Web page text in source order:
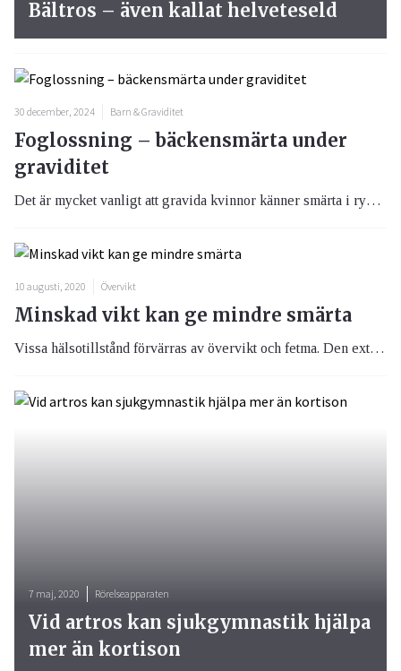
30 december, 2024 Barn & Graviditet
Foglossning – bäckensmärta under
graviditet
Det är mycket vanligt att gravida kvinnor känner smärta i rygg eller bäcken under graviditeten. Smärtdebuten kan ske när som helst, men vanligtvis under mitten av graviditeten. Det handlar om smärta i korsryggen, det vill säga nedre delen av ryggen och över skinkorna, ofta med smärtutstrålning ned i låren, mot ljumskar, höfter och symfysregionen. Smärtans intensitet varierar mellan gravida från lindrig till intensiv och påverkas negativt av fysisk belastning av rygg och bäcken.
10 augusti, 2020 Övervikt
Minskad vikt kan ge mindre smärta
Vissa hälsotillstånd förvärras av övervikt och fetma. Den extra belastning på leder som övervikt och fetma ger, kan leda till ökad smärta, speciellt i knä, höfter och fötter. Därför kan man förstå att viktnedgång ofta kan minska en del av smärtan.
Bältros – även kallat helveteseld
7 maj, 2020 Rörelseapparaten
Vid artros kan sjukgymnastik hjälpa
mer än kortison